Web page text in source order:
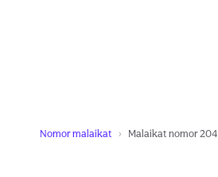
Nomor malaikat Malaikat nomor 204